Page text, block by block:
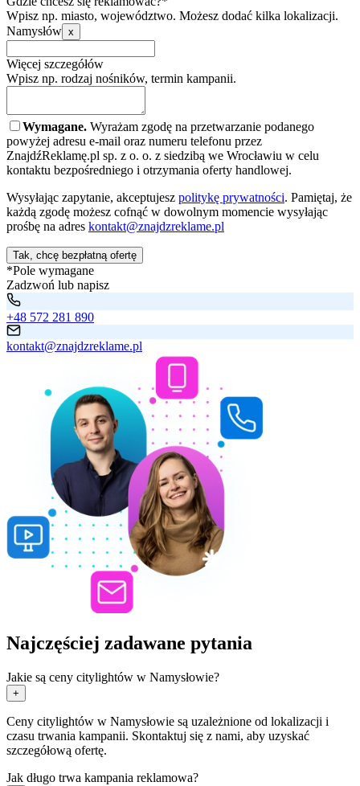
Wpisz np. miasto, województwo. Możesz dodać kilka lokalizacji.
Namysłów x
Więcej szczegółów
Wpisz np. rodzaj nośników, termin kampanii.
Wymagane. Wyrażam zgodę na przetwarzanie podanego
powyżej adresu e-mail oraz numeru telefonu przez
ZnajdźReklamę.pl sp. z o. o. z siedzibą we Wrocławiu w celu
kontaktu bezpośredniego i otrzymania oferty handlowej.
Wysyłając zapytanie, akceptujesz politykę prywatności. Pamiętaj, że
każdą zgodę możesz cofnąć w dowolnym momencie wysyłając
prośbę na adres kontakt@znajdzreklame.pl
Tak, chcę bezpłatną ofertę
*Pole wymagane
Zadzwoń lub napisz
+48 572 281 890
kontakt@znajdzreklame.pl
Najczęściej zadawane pytania
Jakie są ceny citylightów w Namysłowie?
+
Ceny citylightów w Namysłowie są uzależnione od lokalizacji i
czasu trwania kampanii. Skontaktuj się z nami, aby uzyskać
szczegółową ofertę.
Jak długo trwa kampania reklamowa?